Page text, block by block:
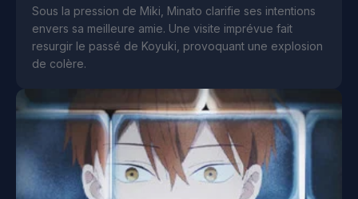
Sous la pression de Miki, Minato clarifie ses intentions
envers sa meilleure amie. Une visite imprévue fait
resurgir le passé de Koyuki, provoquant une explosion
de colère.